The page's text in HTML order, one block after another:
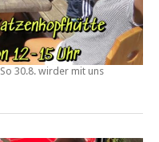
So 30.8. wirder mit uns